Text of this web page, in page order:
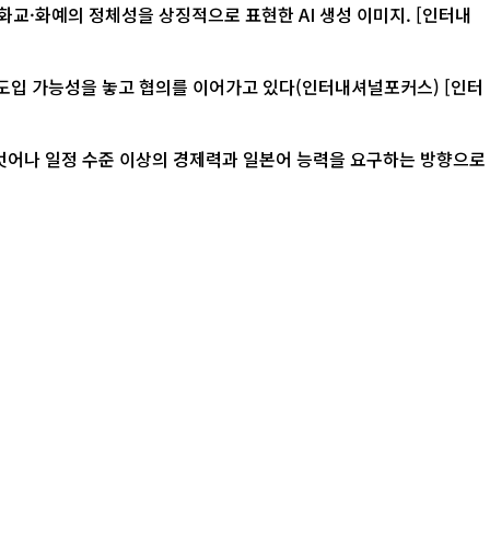
의 정체성을 상징적으로 표현한 AI 생성 이미지. [인터내
능성을 놓고 협의를 이어가고 있다(인터내셔널포커스) [인터
나 일정 수준 이상의 경제력과 일본어 능력을 요구하는 방향으로